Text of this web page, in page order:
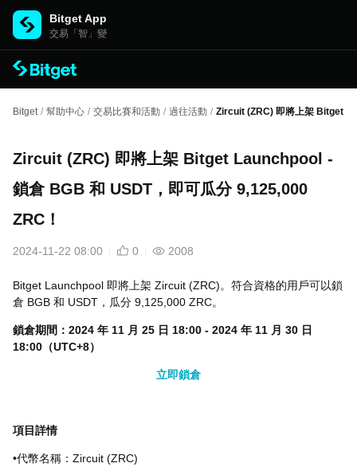
Bitget App
交易「智」變
Bitget / 幫助中心 / 交易比賽和活動 / 過往活動 / Zircuit (ZRC) 即將上架 Bitget
Zircuit (ZRC) 即將上架 Bitget Launchpool -
鎖倉 BGB 和 USDT，即可瓜分 9,125,000
ZRC！
2024-11-22 08:00 0 2008
Bitget Launchpool 即將上架 Zircuit (ZRC)。符合資格的用戶可以鎖
倉 BGB 和 USDT，瓜分 9,125,000 ZRC。
鎖倉期間： 2024 年 11 月 25 日 18:00 - 2024 年 11 月 30 日
18:00（UTC+8）
立即鎖倉
項目詳情
•代幣名稱：Zircuit (ZRC)